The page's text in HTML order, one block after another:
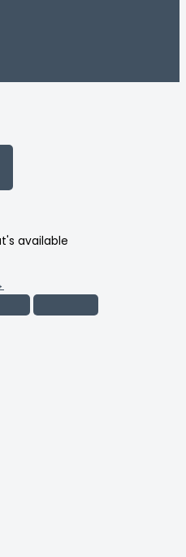
available